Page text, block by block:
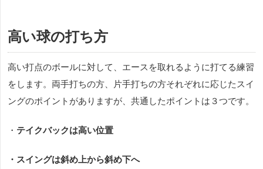
高い球の打ち方
高い打点のボールに対して、エースを取れるように打てる練習
をします。両手打ちの方、片手打ちの方それぞれに応じたスイ
ングのポイントがありますが、共通したポイントは３つです。
・ テイクバックは高い位置
・スイングは斜め上から斜め下へ